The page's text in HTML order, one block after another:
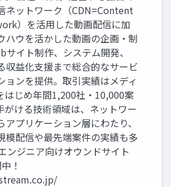
ネットワーク（CDN=Content
）を活用した動画配信に加
ハウを活かした動画の企画・制
サイト制作、システム開発、
収益化支援まで総合的なサービ
ョンを提供。取引実績はメディ
はじめ年間1,200社・10,000案
がける技術領域は、ネットワー
アプリケーション層にわたり、
模配信や最先端案件の実績も多
ンジニア向けオウンドサイト
中！